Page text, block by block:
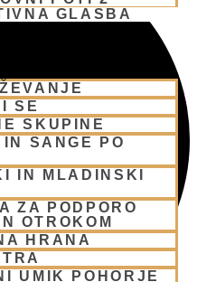
GLASBA
SE
SKUPINE
SANGE PO
IN MLADINSKI
ZA PODPORO
OTROKOM
HRANA
UMIK POHORJE